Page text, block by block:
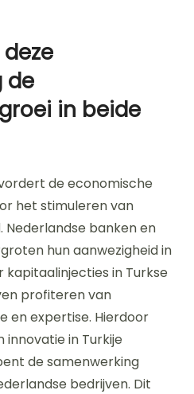
de
in beide
de economische
het stimuleren van
Nederlandse banken en
hun aanwezigheid in
kapitaalinjecties in Turkse
profiteren van
en expertise. Hierdoor
in Turkije
de samenwerking
bedrijven. Dit